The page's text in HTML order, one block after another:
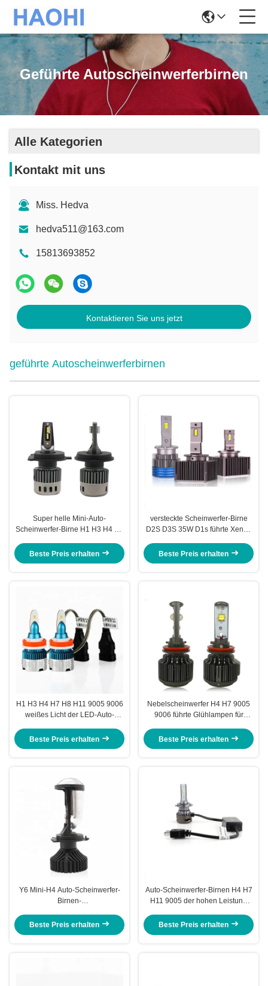
Geführte Autoscheinwerferbirnen
Alle Kategorien
Kontakt mit uns
Miss. Hedva
hedva511@163.com
15813693852
Kontaktieren Sie uns jetzt
geführte Autoscheinwerferbirnen
Super helle Mini-Auto-
Scheinwerfer-Birne H1 H3 H4 H7
Canbus-Ausrüstung
Beste Preis erhalten
versteckte Scheinwerfer-Birne
D2S D3S 35W D1s führte Xenon
Abkühlen
Beste Preis erhalten
H1 H3 H4 H7 H8 H11 9005 9006
weißes Licht der LED-Auto-
Beste Preis erhalten
Nebelscheinwerfer H4 H7 9005
9006 führte Glühlampen für
Beste Preis erhalten
Y6 Mini-H4 Auto-Scheinwerfer-
Birnen-
Projektor-Linse des Bi-LED
Beste Preis erhalten
Auto-Scheinwerfer-Birnen H4 H7
H11 9005 der hohen Leistung
Beste Preis erhalten